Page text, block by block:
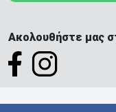
Ακολουθήστε μας